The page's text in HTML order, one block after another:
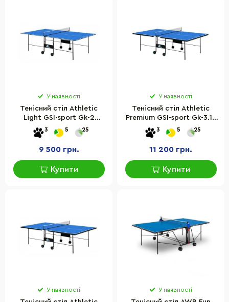
У наявності
Тенісний стіл Athletiс
Light GSI-sport Gk-2
розмір 274х152,5х76 см
3 5 25
9 500 грн.
Купити
У наявності
Тенісний стіл Athletiс
Premium GSI-sport Gk-3.18
розмір 274х152,5х76 см
3 5 25
11 200 грн.
Купити
У наявності У наявності